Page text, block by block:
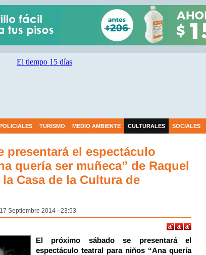
TURISMO MEDIO AMBIENTE CULTURALES SOCIALES
presentará el espectáculo
quería ser muñeca” de Raquel
Casa de la Cultura de
Septiembre 2014 - 23:53
El próximo sábado se presentará el
espectáculo teatral para niños “Ana quería